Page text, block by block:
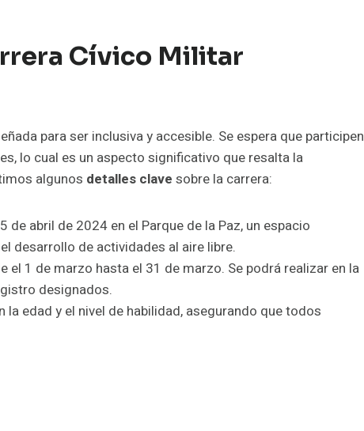
Cívico Militar
para ser inclusiva y accesible. Se espera que participen
lo cual es un aspecto significativo que resalta la
algunos detalles clave sobre la carrera:
de abril de 2024 en el Parque de la Paz, un espacio
desarrollo de actividades al aire libre.
el 1 de marzo hasta el 31 de marzo. Se podrá realizar en la
designados.
edad y el nivel de habilidad, asegurando que todos